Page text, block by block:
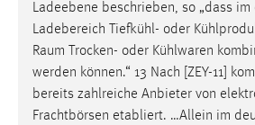
Ladeebene beschrieben, so „dass im
Ladebereich Tiefkühl- oder
Raum Trocken- oder Kühlwaren
werden können.“ 13 Nach [ZEY-11]
bereits zahlreiche Anbieter von
Frachtbörsen etabliert. …Allein im